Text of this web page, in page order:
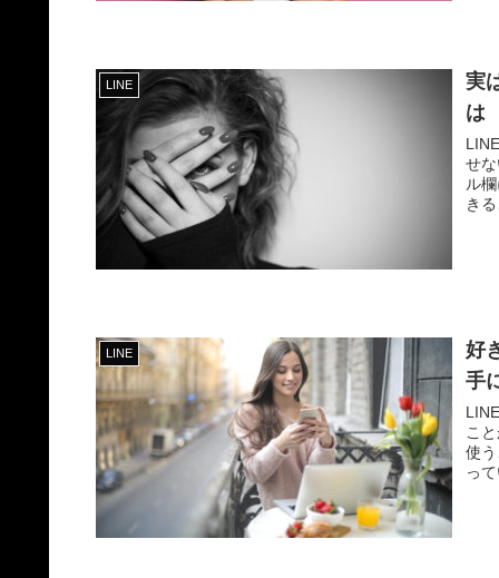
LINE
実
は
せない
ル
き
LINE
好
手
ことが
使